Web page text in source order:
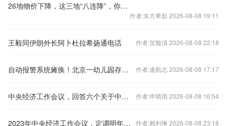
26地物价下降，这三地“八连降”，你家呢？
作者:东方希影 2026-08-08 19:11
王毅同伊朗外长阿卜杜拉希扬通电话 作者:贺馥清 2026-08-08 22:18
自动报警系统瘫痪！北京一幼儿园存重大火灾隐患 作者:逄航志 2026-08-08 17:17
中央经济工作会议，回答六个关于中国经济的重要问题 作者:申晴雨 2026-08-08 16:54
2023年中央经济工作会议，定调明年经济工作 作者:赖利琳 2026-08-08 23:18